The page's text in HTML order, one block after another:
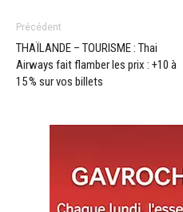
Précédent
THAÏLANDE – TOURISME : Thai
Airways fait flamber les prix : +10 à
15 % sur vos billets